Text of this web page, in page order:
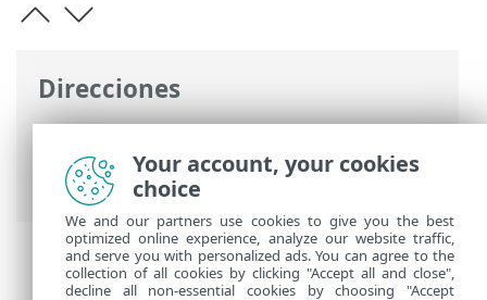
Direcciones
Ayuda en línea de ESET>ESET Endpoint
Security >Preguntas frecuentes>
Corrección de ransomware
Your account, your cookies
choice
We and our partners use cookies to give you the best
optimized online experience, analyze our website traffic,
and serve you with personalized ads. You can agree to the
collection of all cookies by clicking "Accept all and close",
decline all non-essential cookies by choosing "Accept